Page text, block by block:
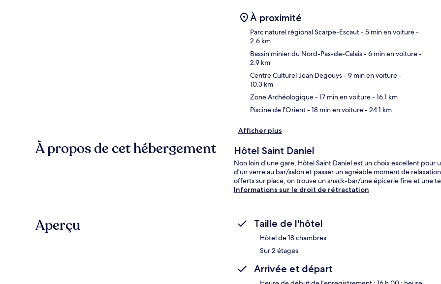
À proximité
Parc naturel régional Scarpe-Escaut- 5 min en voiture-
2.6 km
Bassin minier du Nord-Pas-de-Calais- 6 min en voiture-
2.9 km
Centre Culturel Jean Degouys- 9 min en voiture-
10.3 km
Zone Archéologique- 17 min en voiture- 16.1 km
Piscine de l'Orient- 18 min en voiture- 24.1 km
Afficher plus
À propos de cet hébergement Hôtel Saint Daniel
Non loin d'une gare, Hôtel Saint Daniel est un choix excellent pour
d'un verre au bar/salon et passer un agréable moment de
offerts sur place, on trouve un snack-bar/une épicerie fine et une
Informations sur le droit de rétractation
Aperçu Taille de l'hôtel
Hôtel de 18 chambres
Sur 2 étages
Arrivée et départ